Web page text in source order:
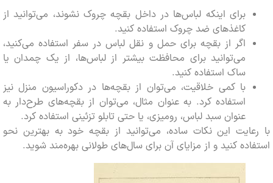
برای اینکه لباس‌ها در داخل بقچه چروک نشوند، می‌توانید از
کاغذهای ضد چروک استفاده کنید.
اگر از بقچه برای حمل و نقل لباس در سفر استفاده می‌کنید،
می‌توانید برای محافظت بیشتر از لباس‌ها، از یک چمدان یا
ساک استفاده کنید.
با کمی خلاقیت، می‌توان از بقچه‌ها در دکوراسیون منزل نیز
استفاده کرد. به عنوان مثال، می‌توان از بقچه‌های طرح‌دار به
عنوان سبد لباس، رومیزی، یا حتی تابلو تزئینی استفاده کرد.
این نکات ساده، می‌توانید از بقچه خود به بهترین نحو
کنید و از مزایای آن برای سال‌های طولانی بهره‌مند شوید.